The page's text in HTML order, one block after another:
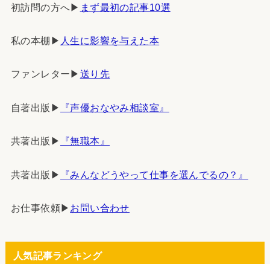
初訪問の方へ▶︎ まず最初の記事10選
私の本棚▶︎ 人生に影響を与えた本
ファンレター▶︎ 送り先
自著出版▶︎ 『声優おなやみ相談室』
共著出版▶︎ 『無職本』
共著出版▶︎ 『みんなどうやって仕事を選んでるの？』
お仕事依頼▶︎ お問い合わせ
人気記事ランキング